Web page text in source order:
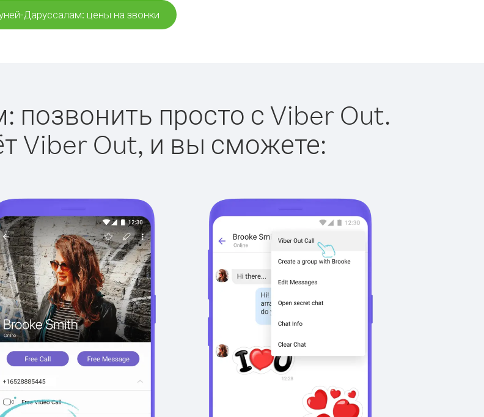
Даруссалам: цены на звонки
позвонить просто с Viber Out.
Viber Out, и вы сможете: